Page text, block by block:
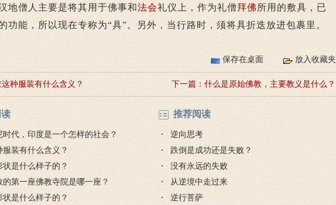
地僧人主要是将其用于佛事和法会礼仪上，作为礼僧拜佛 所用的敷具，已
功能，所以现在专称为“具”。另外，当行路时，须将具折迭放进包裹里。
保存在桌面 放入收藏夹
种服装有什么含义？ 下一篇： 什么是原始佛教，主要教义是什么？
时代，印度是一个怎样的社会？
服装有什么含义？
状是什么样子的？
的第一座佛教寺院是哪一座？
状是什么样子的？
推荐阅读
逆向思考
跌倒是成功还是失败？
没有永远的失败
从逆境中走过来
逆行菩萨